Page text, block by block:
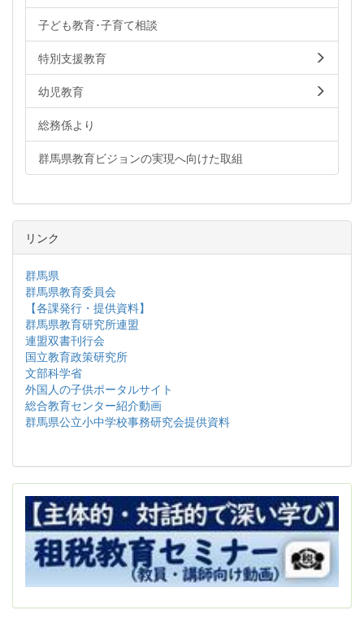
子ども教育･子育て相談
特別支援教育
幼児教育
総務係より
群馬県教育ビジョンの実現へ向けた取組
リンク
群馬県
群馬県教育委員会
【各課発行・提供資料】
群馬県教育研究所連盟
連盟双書刊行会
国立教育政策研究所
文部科学省
外国人の子供ポータルサイト
総合教育センター紹介動画
群馬県公立小中学校事務研究会提供資料